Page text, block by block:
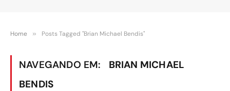
Home » Posts Tagged "Brian Michael Bendis"
NAVEGANDO EM:
BRIAN MICHAEL
BENDIS